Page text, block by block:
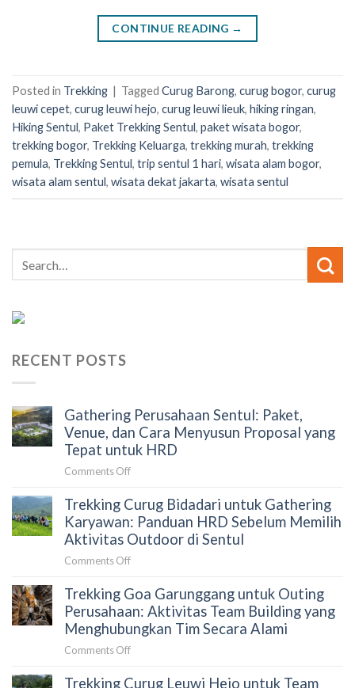
CONTINUE READING →
Posted in Trekking | Tagged Curug Barong, curug bogor, curug
leuwi cepet, curug leuwi hejo, curug leuwi lieuk, hiking ringan,
Hiking Sentul, Paket Trekking Sentul, paket wisata bogor,
trekking bogor, Trekking Keluarga, trekking murah, trekking
pemula, Trekking Sentul, trip sentul 1 hari, wisata alam bogor,
wisata alam sentul, wisata dekat jakarta, wisata sentul
RECENT POSTS
Gathering Perusahaan Sentul: Paket,
Venue, dan Cara Menyusun Proposal yang
Tepat untuk HRD
Comments Offon
Perusahaan
Sentul:
Paket,
Menyusun
Proposal
yang
Tepat
HRD
Trekking Curug Bidadari untuk Gathering
Karyawan: Panduan HRD Sebelum Memilih
Aktivitas Outdoor di Sentul
Comments Offon
Curug
Bidadari
untuk
Gathering
Trekking Goa Garunggang untuk Outing
Perusahaan: Aktivitas Team Building yang
Menghubungkan Tim Secara Alami
Comments Offon
Goa
Trekking Curug Leuwi Hejo untuk Team